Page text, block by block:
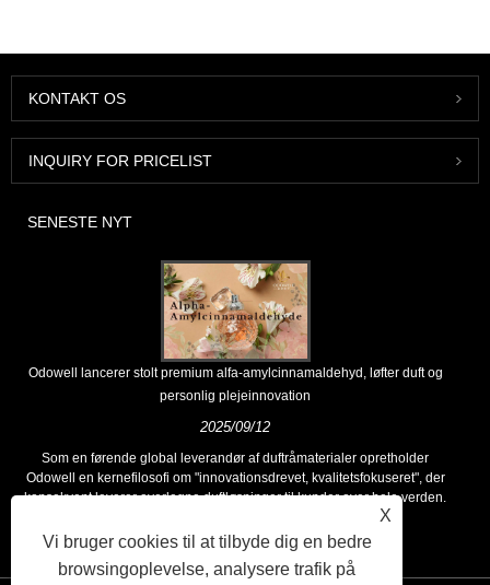
KONTAKT OS
INQUIRY FOR PRICELIST
SENESTE NYT
Odowell lancerer stolt premium alfa-amylcinnamaldehyd, løfter duft og
personlig plejeinnovation
2025/09/12
Som en førende global leverandør af duftråmaterialer opretholder
Odowell en kernefilosofi om "innovationsdrevet, kvalitetsfokuseret", der
konsekvent leverer overlegne duftløsninger til kunder over hele verden.
X
Vi bruger cookies til at tilbyde dig en bedre
browsingoplevelse, analysere trafik på